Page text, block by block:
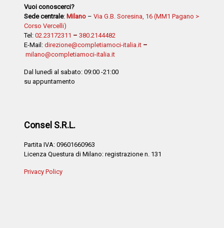
Vuoi conoscerci?
Sede centrale: Milano – Via G.B. Soresina, 16 (MM1 Pagano >
Corso Vercelli)
Tel: 02.23172311 – 380.2144482
E-Mail: direzione@completiamoci-italia.it –
milano@completiamoci-italia.it
Dal lunedì al sabato: 09:00 -21:00
su appuntamento
Consel S.R.L.
Partita IVA: 09601660963
Licenza Questura di Milano: registrazione n. 131
Privacy Policy